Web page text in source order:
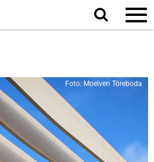
Sök
på
Foto: Moelven Töreboda